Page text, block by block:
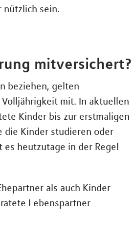
nützlich sein.
mitversichert?
beziehen, gelten
mit. In aktuellen
Kinder bis zur erstmaligen
die Kinder studieren oder
heutzutage in der Regel
als auch Kinder
Lebenspartner